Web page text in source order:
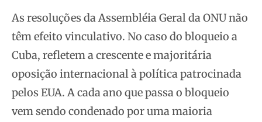
As resoluções da Assembléia Geral da ONU não
têm efeito vinculativo. No caso do bloqueio a
Cuba, refletem a crescente e majoritária
oposição internacional à política patrocinada
pelos EUA. A cada ano que passa o bloqueio
vem sendo condenado por uma maioria